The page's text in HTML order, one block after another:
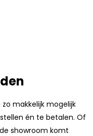
makkelijk mogelijk
én te betalen. Of
showroom komt